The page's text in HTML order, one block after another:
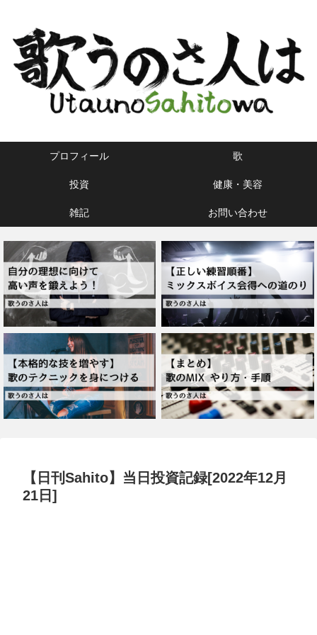
プロフィール 歌
投資 健康・美容
雑記 お問い合わせ
【日刊Sahito】当日投資記録[2022年12月
21日]